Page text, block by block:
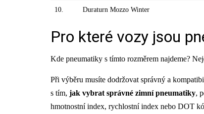
10. Duraturn Mozzo Winter
Pro které vozy jsou
Kde pneumatiky s tímto rozměrem najdeme?
Při výběru musíte dodržovat správný a
s tím, jak vybrat správné zimní pneumatiky,
hmotnostní index, rychlostní index nebo DOT